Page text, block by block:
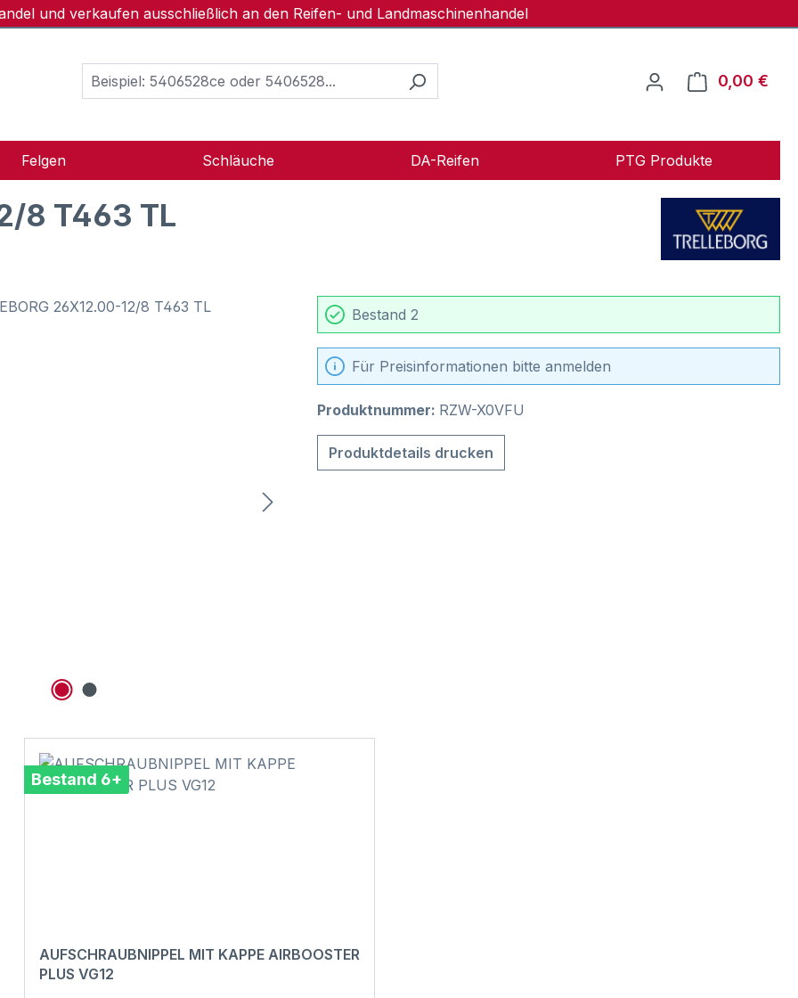
und verkaufen ausschließlich an den Reifen- und Landmaschinenhandel
0,00 €
Felgen Schläuche DA-Reifen PTG Produkte
8 T463 TL
Bestand 2
Für Preisinformationen bitte anmelden
Produktnummer: RZW-X0VFU
Produktdetails drucken
Bestand 6+
AUFSCHRAUBNIPPEL MIT KAPPE AIRBOOSTER
PLUS VG12